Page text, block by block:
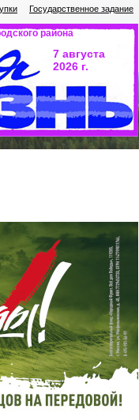
Государственное задание
района
7 августа
2026 г.